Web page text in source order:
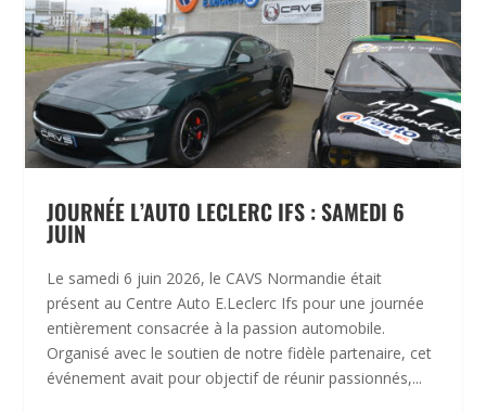
JOURNÉE L’AUTO LECLERC IFS : SAMEDI 6
JUIN
Le samedi 6 juin 2026, le CAVS Normandie était
présent au Centre Auto E.Leclerc Ifs pour une journée
entièrement consacrée à la passion automobile.
Organisé avec le soutien de notre fidèle partenaire, cet
événement avait pour objectif de réunir passionnés,...